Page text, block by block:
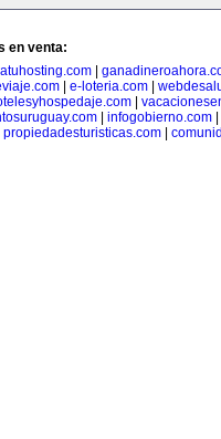
en venta:
|
e-loteria.com
infogobierno.com
propiedadesturisticas.com|